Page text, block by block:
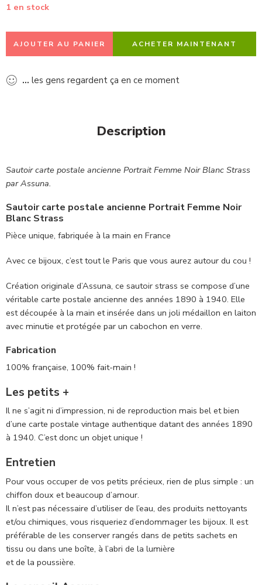
1 en stock
AJOUTER AU PANIER ACHETER MAINTENANT
... les gens regardent ça en ce moment
Description
Sautoir carte postale ancienne Portrait Femme Noir Blanc Strass
par Assuna.
Sautoir carte postale ancienne Portrait Femme Noir
Blanc Strass
Pièce unique, fabriquée à la main en France
Avec ce bijoux, c’est tout le Paris que vous aurez autour du cou !
Création originale d’Assuna, ce sautoir strass se compose d’une
véritable carte postale ancienne des années 1890 à 1940. Elle
est découpée à la main et insérée dans un joli médaillon en laiton
avec minutie et protégée par un cabochon en verre.
Fabrication
100% française, 100% fait-main !
Les petits +
Il ne s’agit ni d’impression, ni de reproduction mais bel et bien
d’une carte postale vintage authentique datant des années 1890
à 1940. C’est donc un objet unique !
Entretien
Pour vous occuper de vos petits précieux, rien de plus simple : un
chiffon doux et beaucoup d’amour.
Il n’est pas nécessaire d’utiliser de l’eau, des produits nettoyants
et/ou chimiques, vous risqueriez d’endommager les bijoux. Il est
préférable de les conserver rangés dans de petits sachets en
tissu ou dans une boîte, à l’abri de la lumière
et de la poussière.